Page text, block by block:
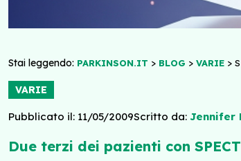
Stai leggendo: PARKINSON.IT > BLOG > VARIE >
VARIE
Pubblicato il: 11/05/2009Scritto da: Jennifer
Due terzi dei pazienti con